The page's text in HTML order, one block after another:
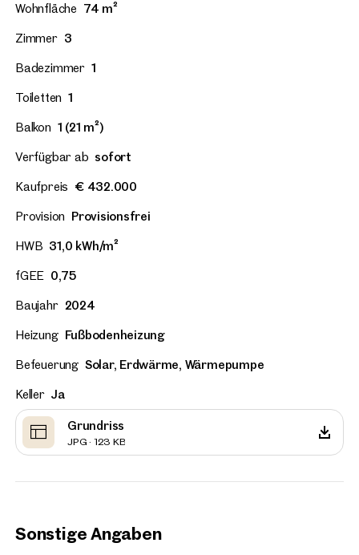
Wohnfläche 74 m²
Zimmer 3
Badezimmer 1
Toiletten 1
Balkon 1 (21 m²)
Verfügbar ab sofort
Kaufpreis € 432.000
Provision Provisionsfrei
HWB 31,0 kWh/m²
fGEE 0,75
Baujahr 2024
Heizung Fußbodenheizung
Befeuerung Solar, Erdwärme, Wärmepumpe
Keller Ja
Grundriss
JPG · 123 KB
Sonstige Angaben